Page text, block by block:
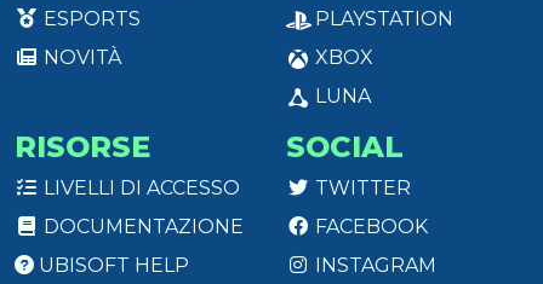
ESPORTS
NOVITÀ
PLAYSTATION
XBOX
LUNA
RISORSE
LIVELLI DI ACCESSO
DOCUMENTAZIONE
UBISOFT HELP
SOCIAL
TWITTER
FACEBOOK
INSTAGRAM